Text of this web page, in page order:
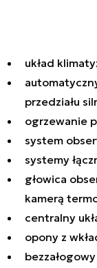
układ
przedziału
ogrzewanie
system
systemy
głowica
kamerą
centralny
opony z